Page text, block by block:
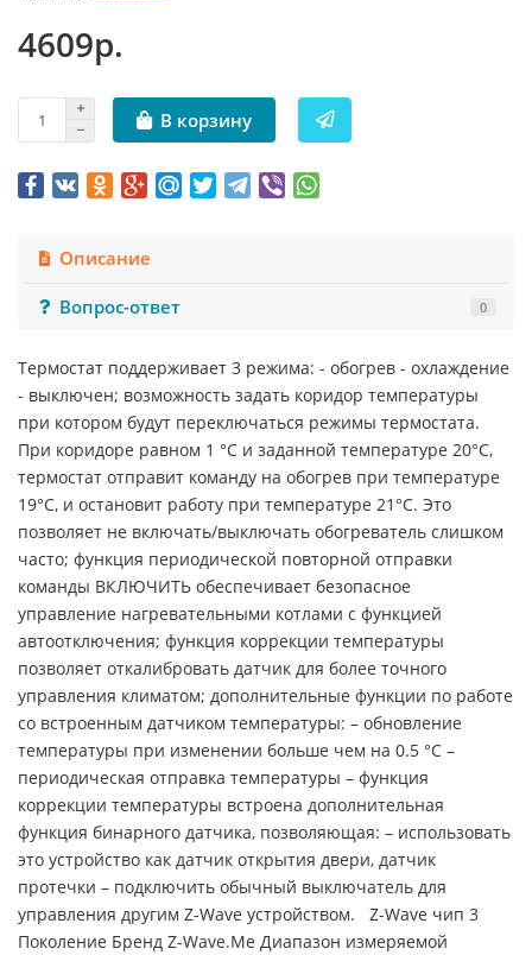
4609р.
В корзину
Описание
Вопрос-ответ
0
Термостат поддерживает 3 режима: - обогрев - охлаждение
- выключен; возможность задать коридор температуры
при котором будут переключаться режимы термостата.
При коридоре равном 1 °C и заданной температуре 20°C,
термостат отправит команду на обогрев при температуре
19°C, и остановит работу при температуре 21°C. Это
позволяет не включать/выключать обогреватель слишком
часто; функция периодической повторной отправки
команды ВКЛЮЧИТЬ обеспечивает безопасное
управление нагревательными котлами c функцией
автоотключения; функция коррекции температуры
позволяет откалибровать датчик для более точного
управления климатом; дополнительные функции по работе
со встроенным датчиком температуры: – обновление
температуры при изменении больше чем на 0.5 °C –
периодическая отправка температуры – функция
коррекции температуры встроена дополнительная
функция бинарного датчика, позволяющая: – использовать
это устройство как датчик открытия двери, датчик
протечки – подключить обычный выключатель для
управления другим Z-Wave устройством. Z-Wave чип 3
Поколение Бренд Z-Wave.Me Диапазон измеряемой